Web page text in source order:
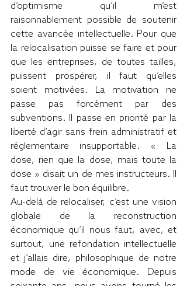
d’optimisme qu’il m’est
raisonnablement possible de soutenir
cette avancée intellectuelle. Pour que
la relocalisation puisse se faire et pour
que les entreprises, de toutes tailles,
puissent prospérer, il faut qu’elles
soient motivées. La motivation ne
passe pas forcément par des
subventions. Il passe en priorité par la
liberté d’agir sans frein administratif et
réglementaire insupportable. « La
dose, rien que la dose, mais toute la
dose » disait un de mes instructeurs. Il
faut trouver le bon équilibre.
Au-delà de relocaliser, c’est une vision
globale de la reconstruction
économique qu’il nous faut, avec, et
surtout, une refondation intellectuelle
et j’allais dire, philosophique de notre
mode de vie économique. Depuis